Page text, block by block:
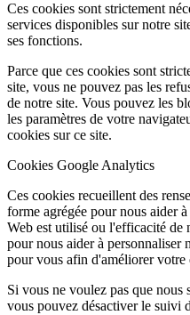
Ces cookies sont strictement
services disponibles sur notre
ses fonctions.
Parce que ces cookies sont
site, vous ne pouvez pas les
de notre site. Vous pouvez les
les paramètres de votre
cookies sur ce site.
Cookies Google Analytics
Ces cookies recueillent des
forme agrégée pour nous aider
Web est utilisé ou l'efficacité de
pour nous aider à personnaliser
pour vous afin d'améliorer votre
Si vous ne voulez pas que
vous pouvez désactiver le suivi